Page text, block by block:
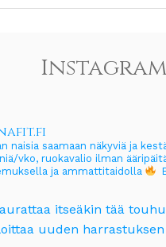
Instagram
naisia saamaan näkyviä ja
vko, ruokavalio ilman
ja ammattitaidolla